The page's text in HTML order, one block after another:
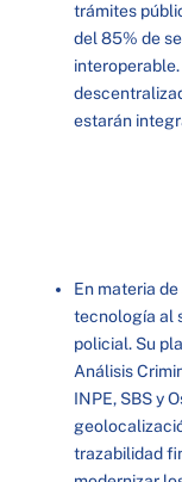
trámites
del 85% de
estarán
En materia
tecnología al
policial. Su
Análisis
INPE, SBS y
trazabilidad